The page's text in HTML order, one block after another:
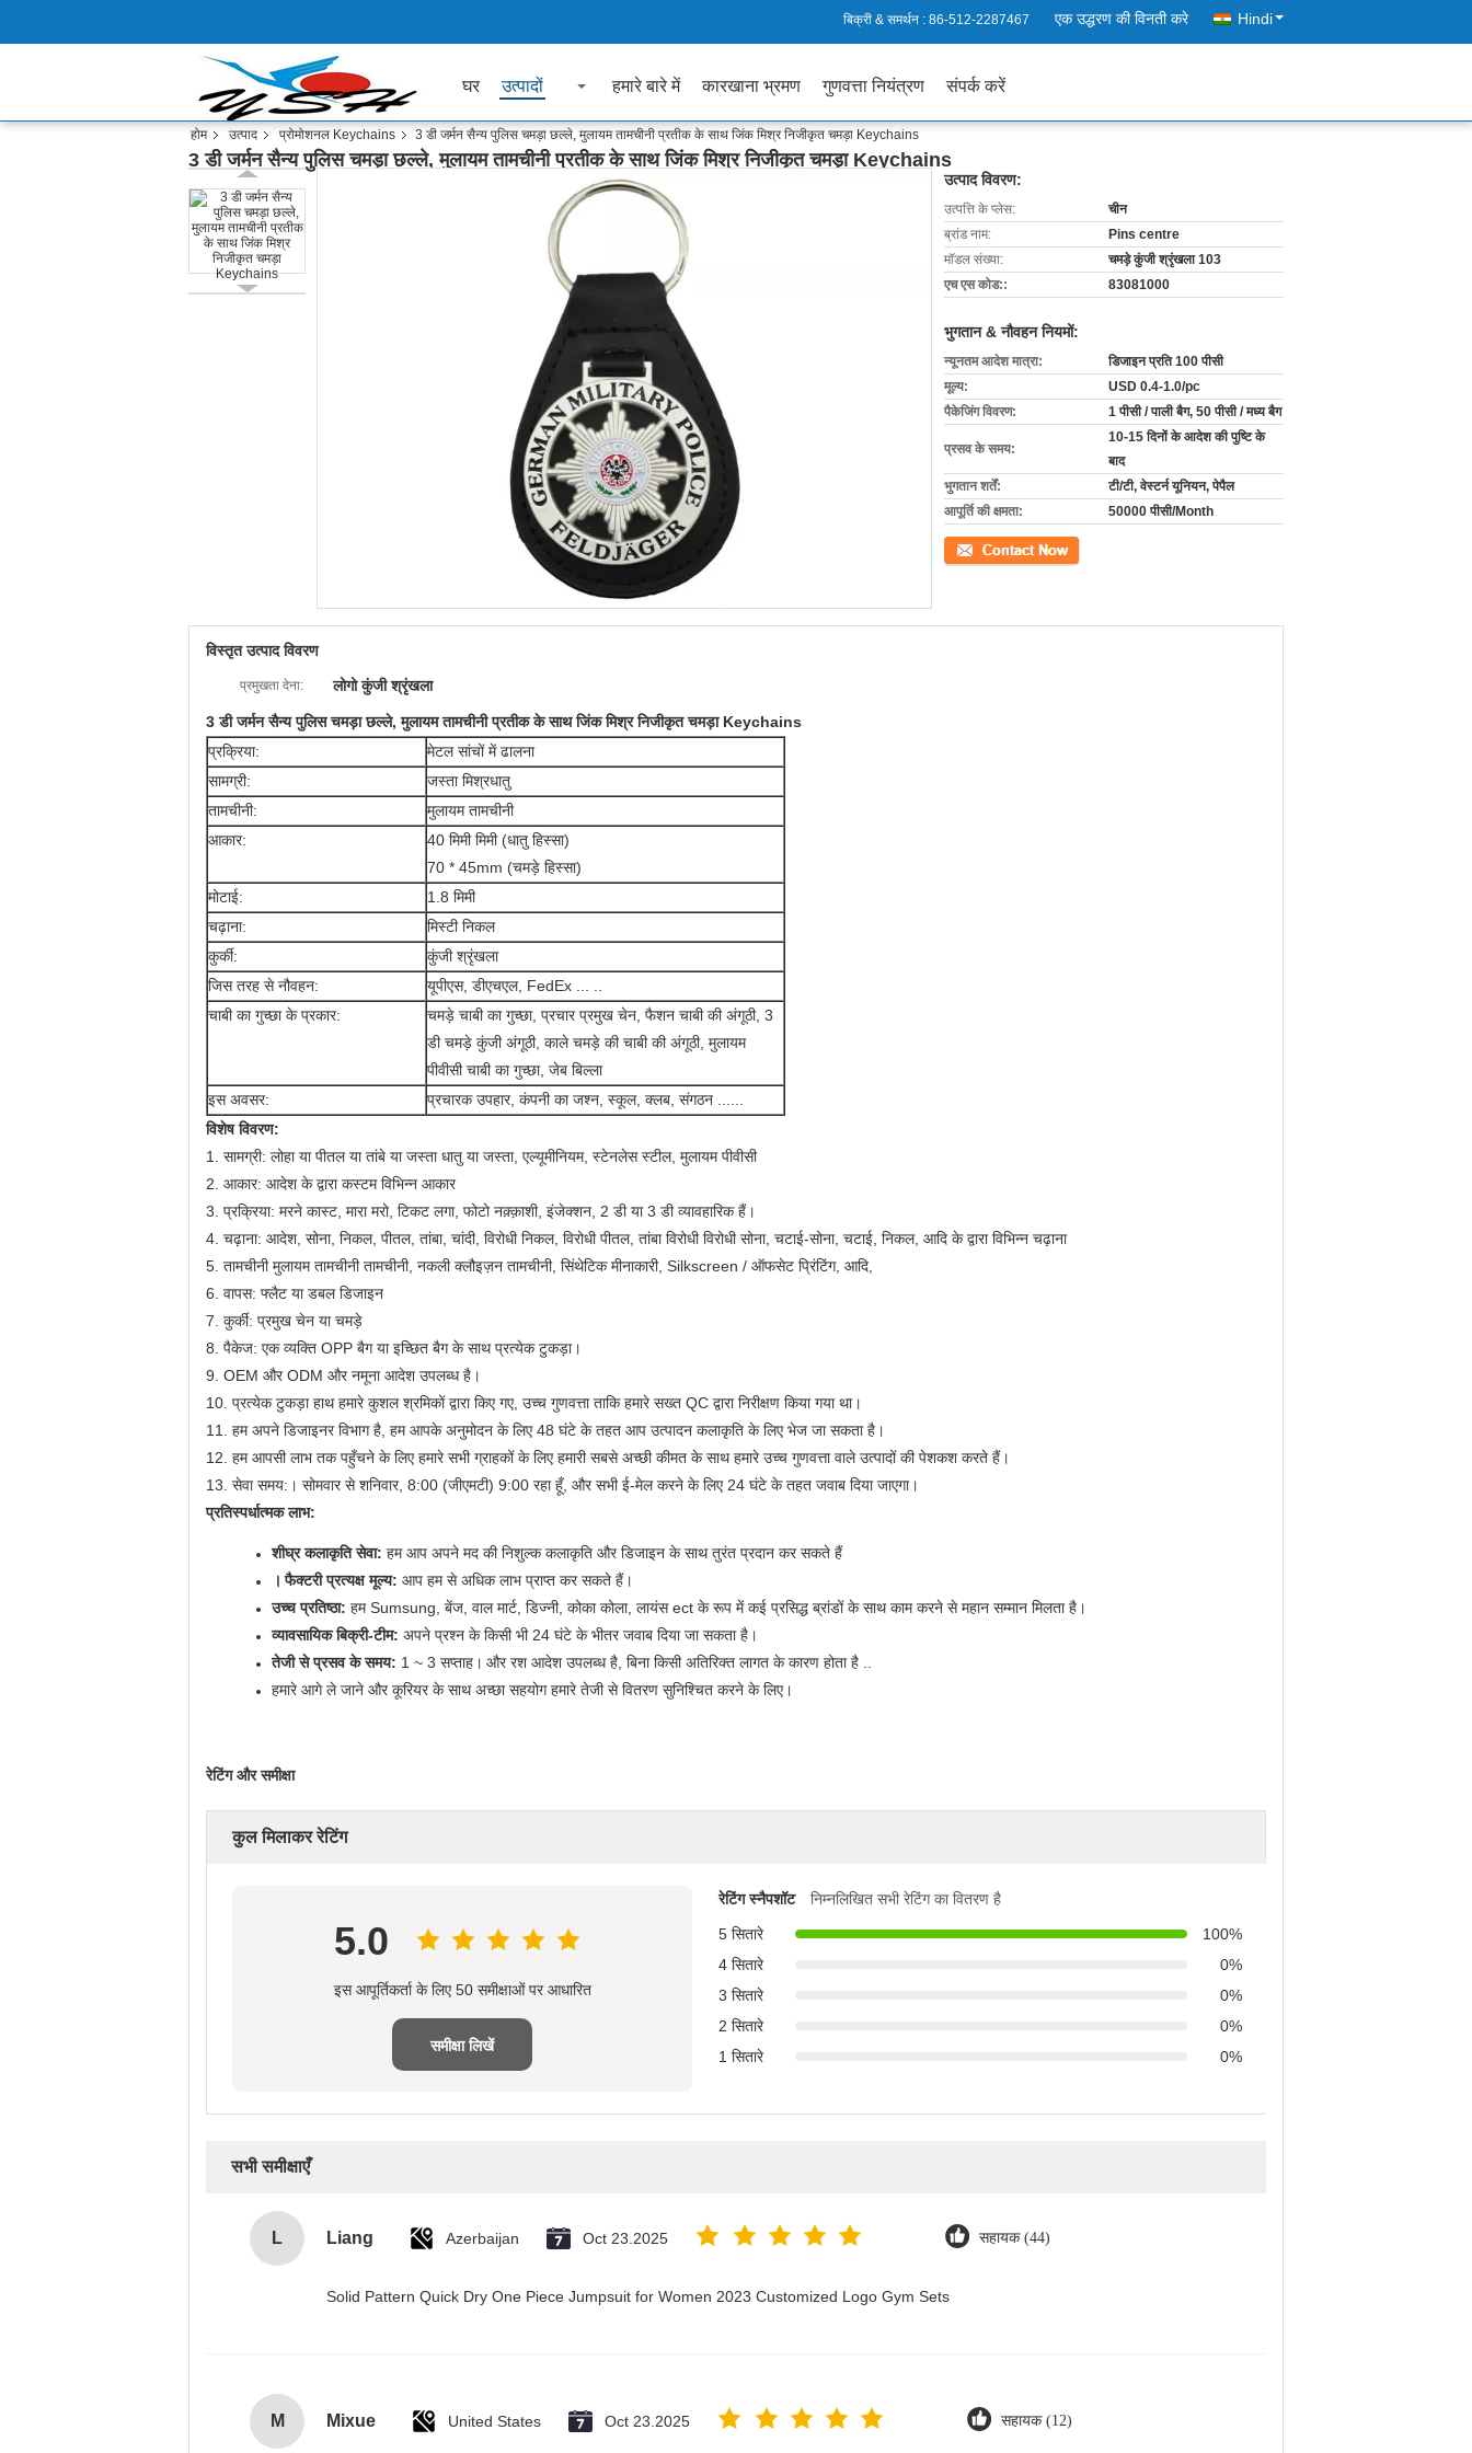
बिक्री & समर्थन : 86-512-2287467 एक उद्धरण की विनती करे Hindi
घर उत्पादों हमारे बारे में कारखाना भ्रमण गुणवत्ता नियंत्रण संपर्क करें
होम उत्पाद प्रोमोशनल Keychains 3 डी जर्मन सैन्य पुलिस चमड़ा छल्ले, मुलायम तामचीनी प्रतीक के साथ जिंक मिश्र निजीकृत चमड़ा Keychains
3 डी जर्मन सैन्य पुलिस चमड़ा छल्ले, मुलायम तामचीनी प्रतीक के साथ जिंक मिश्र निजीकृत चमड़ा Keychains
उत्पाद विवरण:
उत्पत्ति के प्लेस:
चीन
ब्रांड नाम:
Pins centre
मॉडल संख्या:
चमड़े कुंजी श्रृंखला 103
एच एस कोड::
83081000
भुगतान & नौवहन नियमों:
न्यूनतम आदेश मात्रा:
डिजाइन प्रति 100 पीसी
मूल्य:
USD 0.4-1.0/pc
पैकेजिंग विवरण:
1 पीसी / पाली बैग, 50 पीसी / मध्य बैग
प्रसव के समय:
10-15 दिनों के आदेश की पुष्टि के
बाद
भुगतान शर्तें:
टी/टी, वेस्टर्न यूनियन, पेपैल
आपूर्ति की क्षमता:
50000 पीसी/Month
संपर्क करें
विस्तृत उत्पाद विवरण
प्रमुखता देना: लोगो कुंजी श्रृंखला
3 डी जर्मन सैन्य पुलिस चमड़ा छल्ले, मुलायम तामचीनी प्रतीक के साथ जिंक मिश्र निजीकृत चमड़ा Keychains
प्रक्रिया:
मेटल सांचों में ढालना
सामग्री:
जस्ता मिश्रधातु
तामचीनी:
मुलायम तामचीनी
आकार:
40 मिमी मिमी (धातु हिस्सा)
70 * 45mm (चमड़े हिस्सा)
मोटाई:
1.8 मिमी
चढ़ाना:
मिस्टी निकल
कुर्की:
कुंजी श्रृंखला
जिस तरह से नौवहन:
यूपीएस, डीएचएल, FedEx ... ..
चाबी का गुच्छा के प्रकार:
चमड़े चाबी का गुच्छा, प्रचार प्रमुख चेन, फैशन चाबी की अंगूठी, 3
डी चमड़े कुंजी अंगूठी, काले चमड़े की चाबी की अंगूठी, मुलायम
पीवीसी चाबी का गुच्छा, जेब बिल्ला
इस अवसर:
प्रचारक उपहार, कंपनी का जश्न, स्कूल, क्लब, संगठन ......
विशेष विवरण:
1. सामग्री: लोहा या पीतल या तांबे या जस्ता धातु या जस्ता, एल्यूमीनियम, स्टेनलेस स्टील, मुलायम पीवीसी
2. आकार: आदेश के द्वारा कस्टम विभिन्न आकार
3. प्रक्रिया: मरने कास्ट, मारा मरो, टिकट लगा, फोटो नक़्क़ाशी, इंजेक्शन, 2 डी या 3 डी व्यावहारिक हैं।
4. चढ़ाना: आदेश, सोना, निकल, पीतल, तांबा, चांदी, विरोधी निकल, विरोधी पीतल, तांबा विरोधी विरोधी सोना, चटाई-सोना, चटाई, निकल, आदि के द्वारा विभिन्न चढ़ाना
5. तामचीनी मुलायम तामचीनी तामचीनी, नकली क्लौइज़न तामचीनी, सिंथेटिक मीनाकारी, Silkscreen / ऑफसेट प्रिंटिंग, आदि,
6. वापस: फ्लैट या डबल डिजाइन
7. कुर्की: प्रमुख चेन या चमड़े
8. पैकेज: एक व्यक्ति OPP बैग या इच्छित बैग के साथ प्रत्येक टुकड़ा।
9. OEM और ODM और नमूना आदेश उपलब्ध है।
10. प्रत्येक टुकड़ा हाथ हमारे कुशल श्रमिकों द्वारा किए गए, उच्च गुणवत्ता ताकि हमारे सख्त QC द्वारा निरीक्षण किया गया था।
11. हम अपने डिजाइनर विभाग है, हम आपके अनुमोदन के लिए 48 घंटे के तहत आप उत्पादन कलाकृति के लिए भेज जा सकता है।
12. हम आपसी लाभ तक पहुँचने के लिए हमारे सभी ग्राहकों के लिए हमारी सबसे अच्छी कीमत के साथ हमारे उच्च गुणवत्ता वाले उत्पादों की पेशकश करते हैं।
13. सेवा समय:। सोमवार से शनिवार, 8:00 (जीएमटी) 9:00 रहा हूँ, और सभी ई-मेल करने के लिए 24 घंटे के तहत जवाब दिया जाएगा।
प्रतिस्पर्धात्मक लाभ:
शीघ्र कलाकृति सेवा: हम आप अपने मद की निशुल्क कलाकृति और डिजाइन के साथ तुरंत प्रदान कर सकते हैं
। फैक्टरी प्रत्यक्ष मूल्य: आप हम से अधिक लाभ प्राप्त कर सकते हैं।
उच्च प्रतिष्ठा: हम Sumsung, बेंज, वाल मार्ट, डिज्नी, कोका कोला, लायंस ect के रूप में कई प्रसिद्ध ब्रांडों के साथ काम करने से महान सम्मान मिलता है।
व्यावसायिक बिक्री-टीम: अपने प्रश्न के किसी भी 24 घंटे के भीतर जवाब दिया जा सकता है।
तेजी से प्रसव के समय: 1 ~ 3 सप्ताह। और रश आदेश उपलब्ध है, बिना किसी अतिरिक्त लागत के कारण होता है ..
हमारे आगे ले जाने और कूरियर के साथ अच्छा सहयोग हमारे तेजी से वितरण सुनिश्चित करने के लिए।
रेटिंग और समीक्षा
कुल मिलाकर रेटिंग
5.0
इस आपूर्तिकर्ता के लिए 50 समीक्षाओं पर आधारित
समीक्षा लिखें
रेटिंग स्नैपशॉट
निम्नलिखित सभी रेटिंग का वितरण है
5 सितारे
100%
4 सितारे
0%
3 सितारे
0%
2 सितारे
0%
1 सितारे
0%
सभी समीक्षाएँ
L Liang Azerbaijan Oct 23.2025 सहायक (44)
Solid Pattern Quick Dry One Piece Jumpsuit for Women 2023 Customized Logo Gym Sets
M Mixue United States Oct 23.2025 सहायक (12)